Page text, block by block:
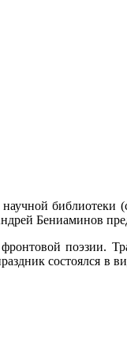
Бениаминов
поэзии.
состоялся